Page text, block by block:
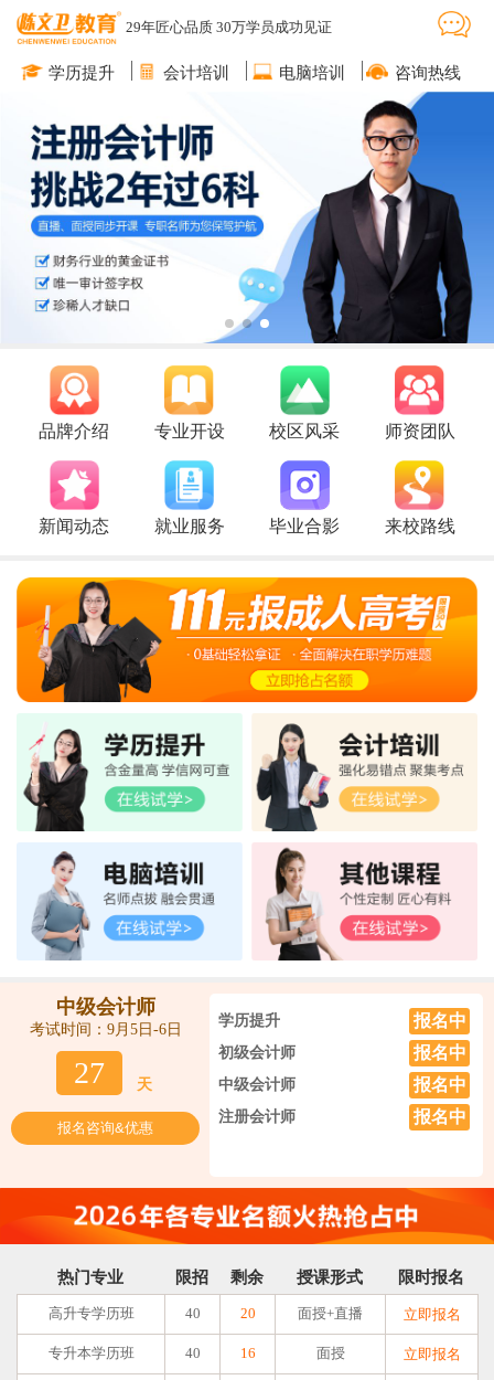
29年匠心品质 30万学员成功见证
学历提升 会计培训 电脑培训 咨询热线
品牌介绍 专业开设 校区风采 师资团队
新闻动态 就业服务 毕业合影 来校路线
中级会计师
考试时间：9月5日-6日
27 天
报名咨询&优惠
学历提升 报名中
初级会计师 报名中
中级会计师 报名中
注册会计师 报名中
热门专业 限招 剩余 授课形式 限时报名
高升专学历班 40 20 面授+直播 立即报名
专升本学历班 40 16 面授 立即报名